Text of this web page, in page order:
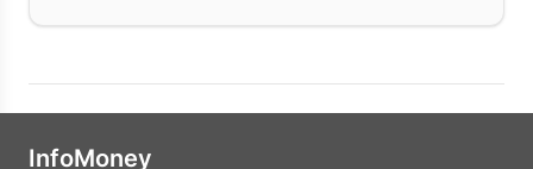
InfoMoney